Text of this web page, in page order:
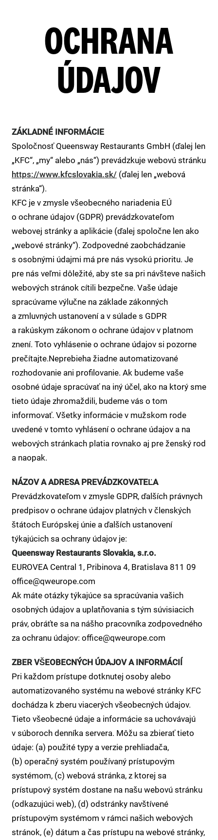
OCHRANA
ÚDAJOV
ZÁKLADNÉ INFORMÁCIE
Spoločnosť Queensway Restaurants GmbH (ďalej len
„KFC“, „my“ alebo „nás“) prevádzkuje webovú stránku
https://www.kfcslovakia.sk/ (ďalej len „webová
stránka“).
KFC je v zmysle všeobecného nariadenia EÚ
o ochrane údajov (GDPR) prevádzkovateľom
webovej stránky a aplikácie (ďalej spoločne len ako
„webové stránky“). Zodpovedné zaobchádzanie
s osobnými údajmi má pre nás vysokú prioritu. Je
pre nás veľmi dôležité, aby ste sa pri návšteve našich
webových stránok cítili bezpečne. Vaše údaje
spracúvame výlučne na základe zákonných
a zmluvných ustanovení a v súlade s GDPR
a rakúskym zákonom o ochrane údajov v platnom
znení. Toto vyhlásenie o ochrane údajov si pozorne
prečítajte.Neprebieha žiadne automatizované
rozhodovanie ani profilovanie. Ak budeme vaše
osobné údaje spracúvať na iný účel, ako na ktorý sme
tieto údaje zhromaždili, budeme vás o tom
informovať. Všetky informácie v mužskom rode
uvedené v tomto vyhlásení o ochrane údajov a na
webových stránkach platia rovnako aj pre ženský rod
a naopak.
NÁZOV A ADRESA PREVÁDZKOVATEĽA
Prevádzkovateľom v zmysle GDPR, ďalších právnych
predpisov o ochrane údajov platných v členských
štátoch Európskej únie a ďalších ustanovení
týkajúcich sa ochrany údajov je:
Queensway Restaurants Slovakia, s.r.o.
EUROVEA Central 1, Pribinova 4, Bratislava 811 09
office@qweurope.com
Ak máte otázky týkajúce sa spracúvania vašich
osobných údajov a uplatňovania s tým súvisiacich
práv, obráťte sa na nášho pracovníka zodpovedného
za ochranu údajov: office@qweurope.com
ZBER VŠEOBECNÝCH ÚDAJOV A INFORMÁCIÍ
Pri každom prístupe dotknutej osoby alebo
automatizovaného systému na webové stránky KFC
dochádza k zberu viacerých všeobecných údajov.
Tieto všeobecné údaje a informácie sa uchovávajú
v súboroch denníka servera. Môžu sa zbierať tieto
údaje: (a) použité typy a verzie prehliadača,
(b) operačný systém používaný prístupovým
systémom, (c) webová stránka, z ktorej sa
prístupový systém dostane na našu webovú stránku
(odkazujúci web), (d) odstránky navštívené
prístupovým systémom v rámci našich webových
stránok, (e) dátum a čas prístupu na webové stránky,